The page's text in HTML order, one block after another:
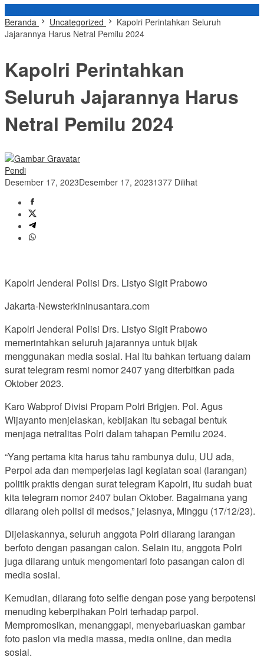
Beranda
Uncategorized
Kapolri Perintahkan Seluruh
Jajarannya Harus Netral Pemilu 2024
Kapolri Perintahkan
Seluruh Jajarannya Harus
Netral Pemilu 2024
Pendi
Desember 17, 2023Desember 17, 20231377 Dilihat
Kapolri Jenderal Polisi Drs. Listyo Sigit Prabowo
Jakarta-Newsterkininusantara.com
Kapolri Jenderal Polisi Drs. Listyo Sigit Prabowo
memerintahkan seluruh jajarannya untuk bijak
menggunakan media sosial. Hal itu bahkan tertuang dalam
surat telegram resmi nomor 2407 yang diterbitkan pada
Oktober 2023.
Karo Wabprof Divisi Propam Polri Brigjen. Pol. Agus
Wijayanto menjelaskan, kebijakan itu sebagai bentuk
menjaga netralitas Polri dalam tahapan Pemilu 2024.
“Yang pertama kita harus tahu rambunya dulu, UU ada,
Perpol ada dan memperjelas lagi kegiatan soal (larangan)
politik praktis dengan surat telegram Kapolri, itu sudah buat
kita telegram nomor 2407 bulan Oktober. Bagaimana yang
dilarang oleh polisi di medsos,” jelasnya, Minggu (17/12/23).
Dijelaskannya, seluruh anggota Polri dilarang larangan
berfoto dengan pasangan calon. Selain itu, anggota Polri
juga dilarang untuk mengomentari foto pasangan calon di
media sosial.
Kemudian, dilarang foto selfie dengan pose yang berpotensi
menuding keberpihakan Polri terhadap parpol.
Mempromosikan, menanggapi, menyebarluaskan gambar
foto paslon via media massa, media online, dan media
sosial.